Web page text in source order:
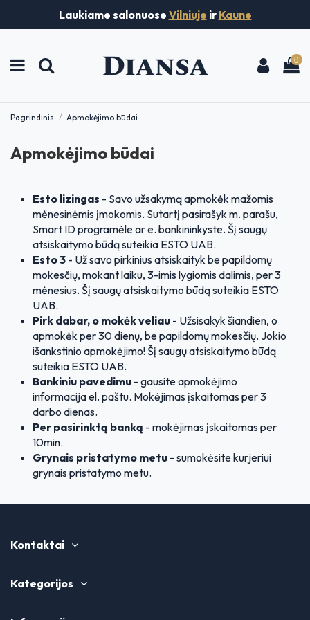
Laukiame salonuose Vilniuje ir Kaune
0
Pagrindinis Apmokėjimo būdai
Apmokėjimo būdai
Esto lizingas - Savo užsakymą apmokėk mažomis
mėnesinėmis įmokomis. Sutartį pasirašyk m. parašu,
Smart ID programėle ar e. bankininkyste. Šį saugų
atsiskaitymo būdą suteikia ESTO UAB.
Esto 3 - Už savo pirkinius atsiskaityk be papildomų
mokesčių, mokant laiku, 3-imis lygiomis dalimis, per 3
mėnesius. Šį saugų atsiskaitymo būdą suteikia ESTO
UAB.
Pirk dabar, o mokėk veliau - Užsisakyk šiandien, o
apmokėk per 30 dienų, be papildomų mokesčių. Jokio
išankstinio apmokėjimo! Šį saugų atsiskaitymo būdą
suteikia ESTO UAB.
Bankiniu pavedimu - gausite apmokėjimo
informacija el. paštu. Mokėjimas įskaitomas per 3
darbo dienas.
Per pasirinktą banką - mokėjimas įskaitomas per
10min.
Grynais pristatymo metu - sumokėsite kurjeriui
grynais pristatymo metu.
Kontaktai
Kategorijos